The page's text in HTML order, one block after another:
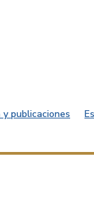
publicaciones